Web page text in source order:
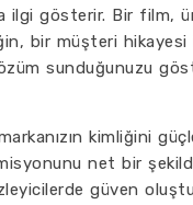
ilgi gösterir. Bir film,
bir müşteri
sunduğunuzu
kimliğini
net bir
güven